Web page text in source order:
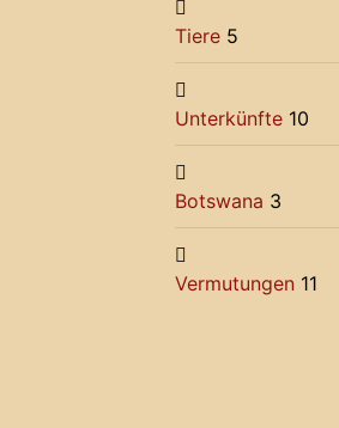
Tiere 5
Unterkünfte 10
Botswana 3
Vermutungen 11